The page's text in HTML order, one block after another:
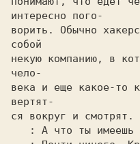
интересно пого-
ворить. Обычно
собой
некую компанию, в
чело-
века и еще какое-то
вертят-
ся вокруг и смотрят.
: А что ты имеешь